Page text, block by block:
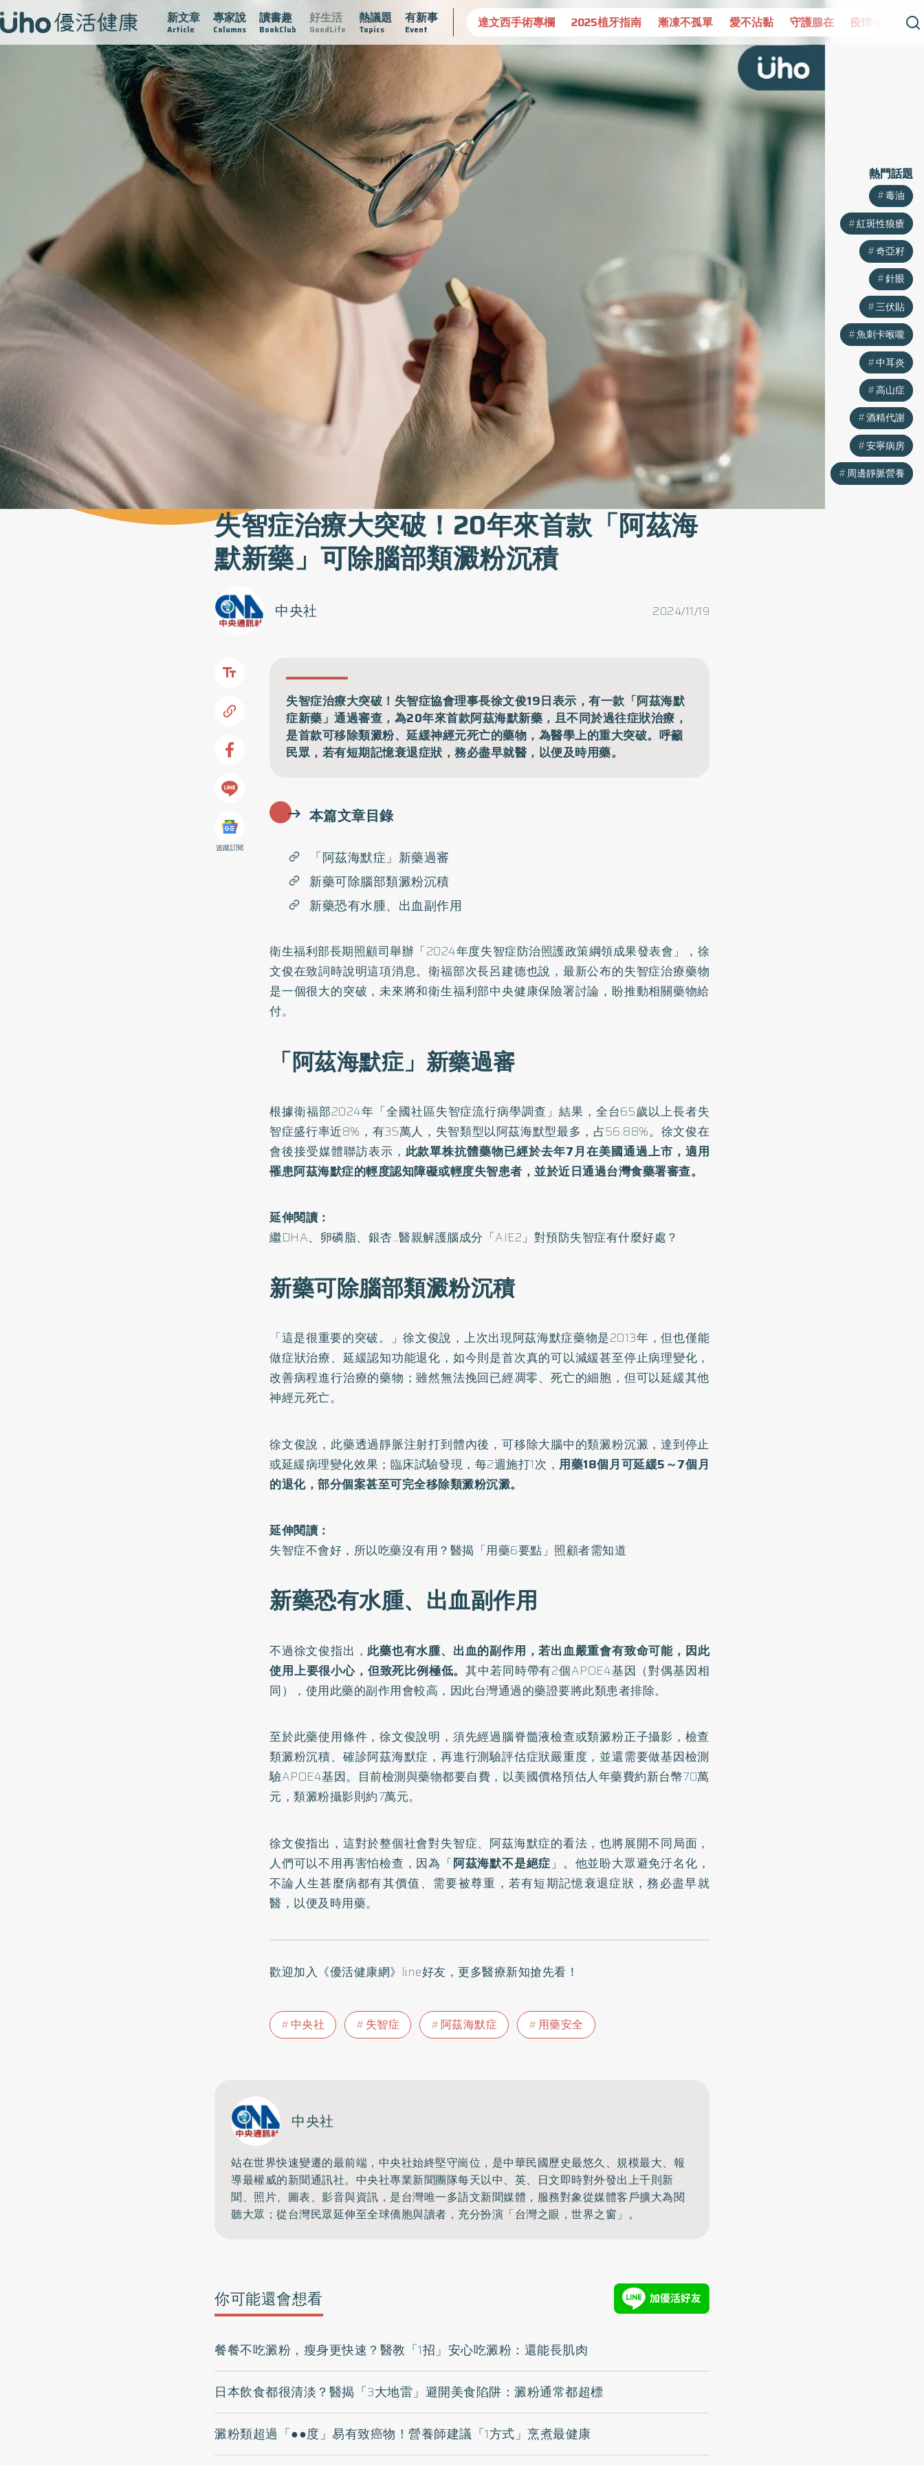
新文章
Article
專家說
Columns
讀書趣
BookClub
好生活
GoodLife
熱議題
Topics
有新事
Event
疫情保衛戰 再生醫學 愛的未來視 認識攝護腺肥大 守護骨骼健康 達文西手術專欄 2025植牙指南 漸凍不孤單 愛不沾黏 守護腺在 疫情保衛戰 再生醫學 愛的
失智症治療大突破！20年來首款「阿茲海
默新藥」可除腦部類澱粉沉積
2024/11/19
中央社
追蹤訂閱
失智症治療大突破！失智症協會理事長徐文俊19日表示，有一款「阿茲海默
症新藥」通過審查，為20年來首款阿茲海默新藥，且不同於過往症狀治療，
是首款可移除類澱粉、延緩神經元死亡的藥物，為醫學上的重大突破。呼籲
民眾，若有短期記憶衰退症狀，務必盡早就醫，以便及時用藥。
本篇文章目錄
「阿茲海默症」新藥過審
新藥可除腦部類澱粉沉積
新藥恐有水腫、出血副作用
衛生福利部長期照顧司舉辦「2024年度失智症防治照護政策綱領成果發表會」，徐
文俊在致詞時說明這項消息。衛福部次長呂建德也說，最新公布的失智症治療藥物
是一個很大的突破，未來將和衛生福利部中央健康保險署討論，盼推動相關藥物給
付。
「阿茲海默症」新藥過審
根據衛福部2024年「全國社區失智症流行病學調查 」結果，全台65歲以上長者失
智症盛行率近8%，有35萬人，失智類型以阿茲海默型最多，占56.88%。徐文俊在
會後接受媒體聯訪表示， 此款單株抗體藥物已經於去年7月在美國通過上市，適用
罹患阿茲海默症的輕度認知障礙或輕度失智患者，並於近日通過台灣食藥署審查。
延伸閱讀：
繼DHA、卵磷脂、銀杏…醫親解護腦成分「AIE2」對預防失智症有什麼好處？
新藥可除腦部類澱粉沉積
「這是很重要的突破。」徐文俊說，上次出現阿茲海默症藥物是2013年，但也僅能
做症狀治療、延緩認知功能退化，如今則是首次真的可以減緩甚至停止病理變化，
改善病程進行治療的藥物；雖然無法挽回已經凋零、死亡的細胞，但可以延緩其他
神經元死亡。
徐文俊說，此藥透過靜脈注射打到體內後，可移除大腦中的類澱粉沉澱，達到停止
或延緩病理變化效果；臨床試驗發現，每2週施打1次，用藥18個月可延緩5～7個月
的退化，部分個案甚至可完全移除類澱粉沉澱。
延伸閱讀：
失智症不會好，所以吃藥沒有用？醫揭「用藥6要點」照顧者需知道
新藥恐有水腫、出血副作用
不過徐文俊指出，此藥也有水腫、出血的副作用，若出血嚴重會有致命可能，因此
使用上要很小心，但致死比例極低。其中若同時帶有2個APOE4基因（對偶基因相
同），使用此藥的副作用會較高，因此台灣通過的藥證要將此類患者排除。
至於此藥使用條件，徐文俊說明，須先經過腦脊髓液檢查或類澱粉正子攝影，檢查
類澱粉沉積、確診阿茲海默症，再進行測驗評估症狀嚴重度，並還需要做基因檢測
驗APOE4基因。目前檢測與藥物都要自費，以美國價格預估人年藥費約新台幣70萬
元，類澱粉攝影則約7萬元。
徐文俊指出，這對於整個社會對失智症、阿茲海默症的看法，也將展開不同局面，
人們可以不用再害怕檢查，因為「阿茲海默不是絕症 」。他並盼大眾避免汙名化，
不論人生甚麼病都有其價值、需要被尊重，若有短期記憶衰退症狀，務必盡早就
醫，以便及時用藥。
歡迎加入 《優活健康網》line好友 ，更多醫療新知搶先看！
中央社 失智症 阿茲海默症 用藥安全
中央社
站在世界快速變遷的最前端，中央社始終堅守崗位，是中華民國歷史最悠久、規模最大、報
導最權威的新聞通訊社。中央社專業新聞團隊每天以中、英、日文即時對外發出上千則新
聞、照片、圖表、影音與資訊，是台灣唯一多語文新聞媒體，服務對象從媒體客戶擴大為閱
聽大眾；從台灣民眾延伸至全球僑胞與讀者，充分扮演「台灣之眼，世界之窗」。
你可能還會想看
餐餐不吃澱粉，瘦身更快速？醫教「1招」安心吃澱粉：還能長肌肉
日本飲食都很清淡？醫揭「3大地雷」避開美食陷阱：澱粉通常都超標
澱粉類超過「●●度」易有致癌物！營養師建議「1方式」烹煮最健康
熱門話題
毒油
紅斑性狼瘡
奇亞籽
針眼
三伏貼
魚刺卡喉嚨
中耳炎
高山症
酒精代謝
安寧病房
周邊靜脈營養
熱門話題
毒油
紅斑性狼瘡
奇亞籽
針眼
三伏貼
魚刺卡喉嚨
中耳炎
高山症
酒精代謝
安寧病房
周邊靜脈營養